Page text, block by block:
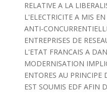
RELATIVE A LA
L'ELECTRICITE A MIS
ANTI-
ENTREPRISES DE
L'ETAT FRANCAIS A
MODERNISATION
ENTORES AU PRINCIPE
EST SOUMIS EDF AFIN